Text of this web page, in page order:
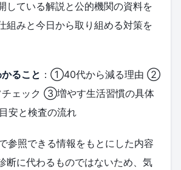
している解説と公的機関の資料を
組みと今日から取り組める対策を
ること ：①40代から減る理由 ②
チェック ③増やす生活習慣の具体
安と検査の流れ
参照できる情報をもとにした内容
断に代わるものではないため、気